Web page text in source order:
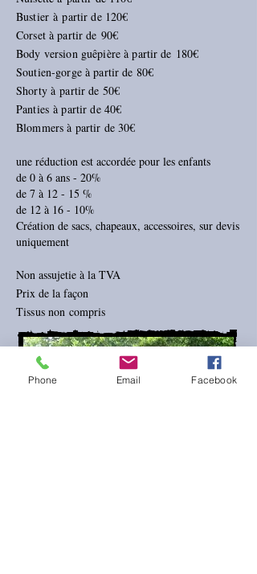
Bustier àpartir de 120€
Corset à partir de 90€
Body version guêpière à partir de 180€
Soutien-gorge à partir de 80€
Shorty à partir de 50€
Panties à partir de 40€
Blommers à partir de 30€
une réduction est accordée pour les enfants
de 0 à 6 ans - 20%
de 7 à 12 - 15 %
de 12 à 16 - 10%
Création de sacs, chapeaux, accessoires, sur devis
uniquement
Non assujetie à la TVA
Prix de la façon
Tissus non compris
Phone Email Facebook